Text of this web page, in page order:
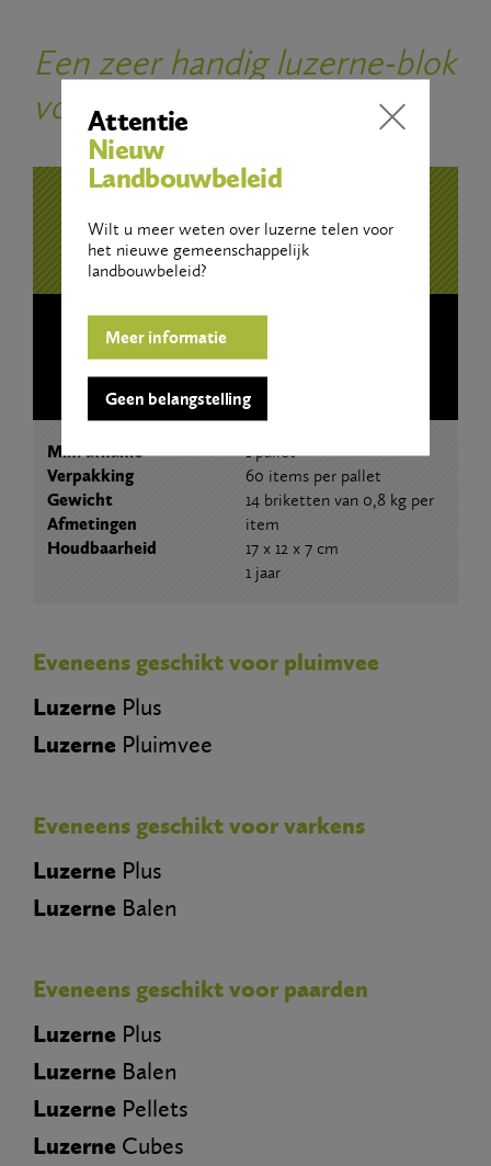
Een zeer handig luzerne-blok
voor vele dieren geschikt
Bestel hier
LuzerneBriketten
Min. afname
Verpakking
Gewicht
Afmetingen
Houdbaarheid
1 pallet
60 items per pallet
14 briketten van 0,8 kg per
item
17 x 12 x 7 cm
1 jaar
Eveneens geschikt voor pluimvee
Luzerne Plus
Luzerne Pluimvee
Eveneens geschikt voor varkens
Luzerne Plus
Luzerne Balen
Eveneens geschikt voor paarden
Luzerne Plus
Luzerne Balen
Luzerne Pellets
Luzerne Cubes
Attentie
Nieuw
Landbouwbeleid
Wilt u meer weten over luzerne telen voor
het nieuwe gemeenschappelijk
landbouwbeleid?
Meer informatie
Geen belangstelling